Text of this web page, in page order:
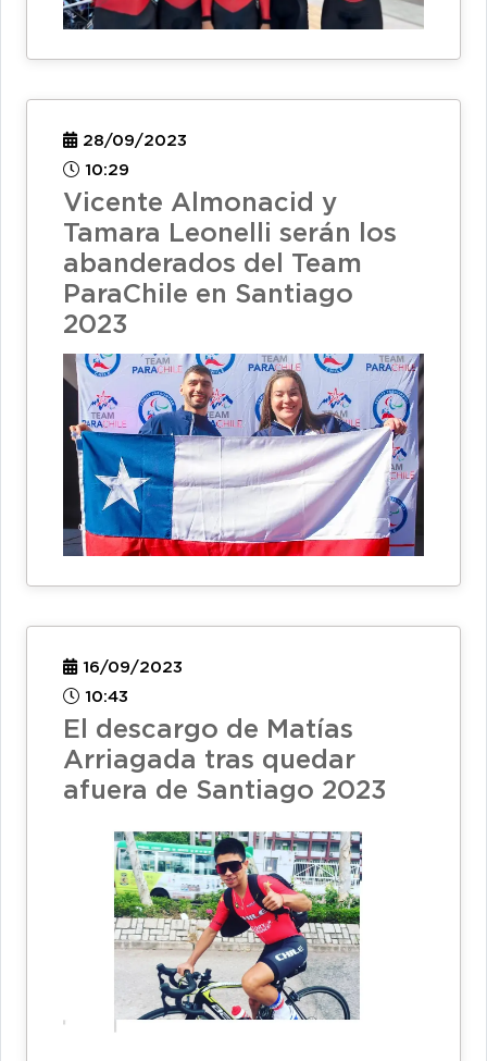
28/09/2023
10:29
Vicente Almonacid y
Tamara Leonelli serán los
abanderados del Team
ParaChile en Santiago
2023
16/09/2023
10:43
El descargo de Matías
Arriagada tras quedar
afuera de Santiago 2023